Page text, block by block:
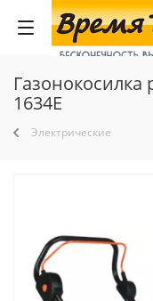
Газонокосилка
1634E
Электрические